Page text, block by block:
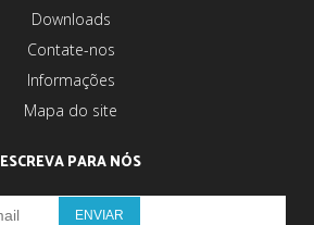
Downloads
Contate-nos
Informações
Mapa do site
ESCREVA PARA NÓS